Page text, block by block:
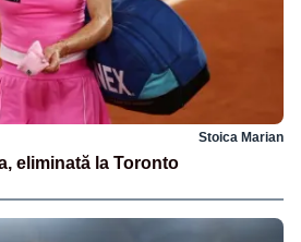
Stoica Marian
eliminată la Toronto